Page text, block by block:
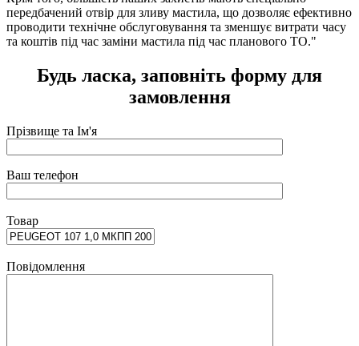
передбачений отвір для зливу мастила, що дозволяє ефективно
проводити технічне обслуговування та зменшує витрати часу
та коштів під час заміни мастила під час планового ТО."
Будь ласка, заповніть форму для
замовлення
Прізвище та Ім'я
Ваш телефон
Товар
Повідомлення